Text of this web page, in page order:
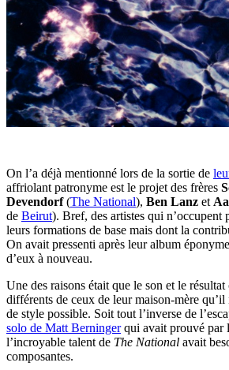
On l’a déjà mentionné lors de la sortie de
affriolant patronyme est le projet des frères
Devendorf(The National), Ben Lanz et
de Beirut). Bref, des artistes qui n’occupent
leurs formations de base mais dont la
On avait pressenti après leur album
d’eux à nouveau.
Une des raisons était que le son et le
différents de ceux de leur maison-mère
de style possible. Soit tout l’inverse de
solo de Matt Berningerqui avait prouvé par
l’incroyable talent de The National avait
composantes.